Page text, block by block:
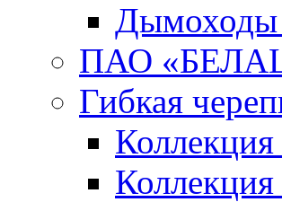
Дымоходы
ПАО
Гибкая
Коллекция